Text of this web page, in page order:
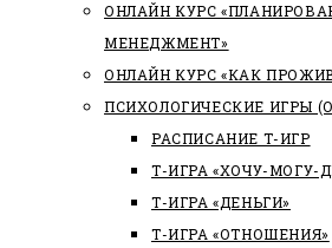
ОНЛАЙН КУРС
МЕНЕДЖМЕНТ»
ОНЛАЙН КУРС «КАК
ПСИХОЛОГИЧЕСКИЕ ИГРЫ
РАСПИСАНИЕ Т-ИГР
Т-ИГРА «ХОЧУ-МОГУ-
Т-ИГРА «ДЕНЬГИ»
Т-ИГРА «ОТНОШЕНИЯ»